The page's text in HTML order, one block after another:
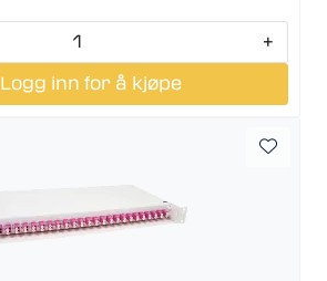
+
Logg inn for å kjøpe